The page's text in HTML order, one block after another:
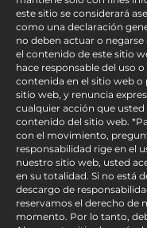
este sitio se considerará
como una declaración
no deben actuar o
el contenido de este sitio
hace responsable del uso
contenida en el sitio web o
sitio web, y renuncia
cualquier acción que
contenido del sitio web.
con el movimiento,
responsabilidad rige en el
nuestro sitio web, usted
en su totalidad. Si no está
descargo de
reservamos el derecho de
momento. Por lo tanto,